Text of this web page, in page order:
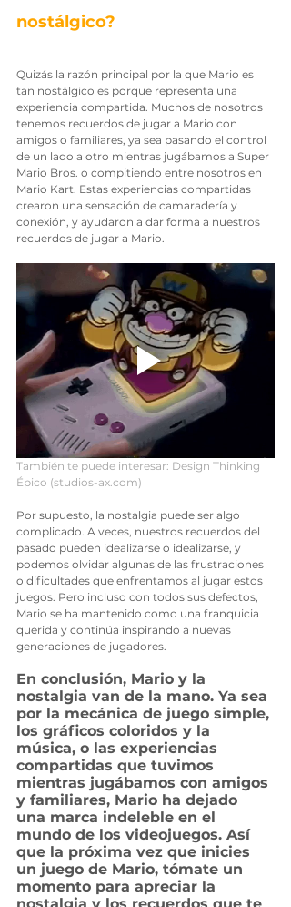
nostálgico?
Quizás la razón principal por la que Mario es
tan nostálgico es porque representa una
experiencia compartida. Muchos de nosotros
tenemos recuerdos de jugar a Mario con
amigos o familiares, ya sea pasando el control
de un lado a otro mientras jugábamos a Super
Mario Bros. o compitiendo entre nosotros en
Mario Kart. Estas experiencias compartidas
crearon una sensación de camaradería y
conexión, y ayudaron a dar forma a nuestros
recuerdos de jugar a Mario.
También te puede interesar: Design Thinking
Épico (studios-ax.com)
Por supuesto, la nostalgia puede ser algo
complicado. A veces, nuestros recuerdos del
pasado pueden idealizarse o idealizarse, y
podemos olvidar algunas de las frustraciones
o dificultades que enfrentamos al jugar estos
juegos. Pero incluso con todos sus defectos,
Mario se ha mantenido como una franquicia
querida y continúa inspirando a nuevas
generaciones de jugadores.
En conclusión, Mario y la
nostalgia van de la mano. Ya sea
por la mecánica de juego simple,
los gráficos coloridos y la
música, o las experiencias
compartidas que tuvimos
mientras jugábamos con amigos
y familiares, Mario ha dejado
una marca indeleble en el
mundo de los videojuegos. Así
que la próxima vez que inicies
un juego de Mario, tómate un
momento para apreciar la